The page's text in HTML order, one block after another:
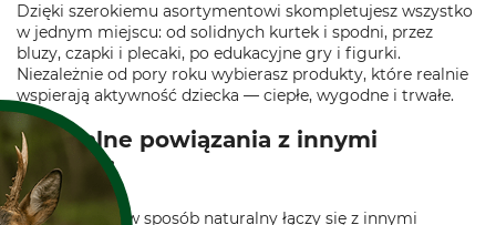
Dzięki szerokiemu asortymentowi skompletujesz wszystko
w jednym miejscu: od solidnych kurtek i spodni, przez
bluzy, czapki i plecaki, po edukacyjne gry i figurki.
Niezależnie od pory roku wybierasz produkty, które realnie
wspierają aktywność dziecka — ciepłe, wygodne i trwałe.
Naturalne powiązania z innymi
działami
Mały myśliwy w sposób naturalny łączy się z innymi